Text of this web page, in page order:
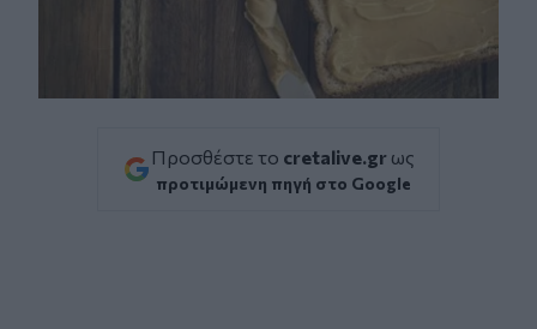
Προσθέστε το cretalive.gr ως
προτιμώμενη πηγή στο Google